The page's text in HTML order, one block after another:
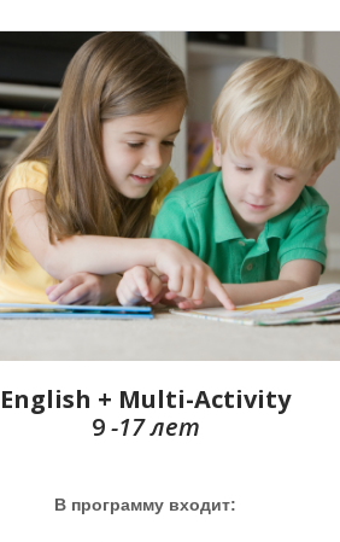
English + Multi-Activity
9-17 лет
В программу входит: